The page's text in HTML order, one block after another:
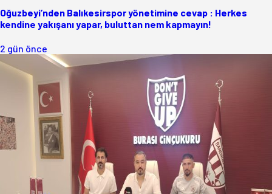
Oğuzbeyi’nden Balıkesirspor yönetimine cevap : Herkes
kendine yakışanı yapar, buluttan nem kapmayın!
2 gün önce